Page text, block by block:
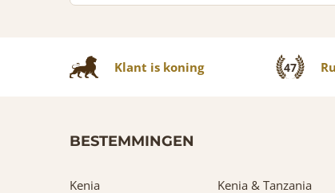
Klant is koning 47
BESTEMMINGEN
Kenia Kenia & Tanzania